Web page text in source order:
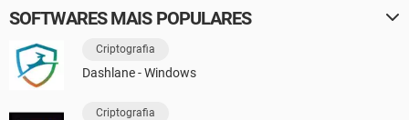
SOFTWARES MAIS POPULARES
Criptografia
Dashlane - Windows
Criptografia